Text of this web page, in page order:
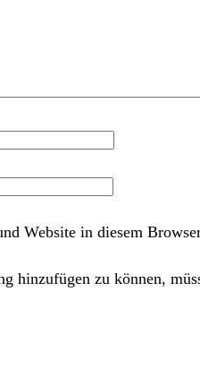
Website in diesem
hinzufügen zu können,